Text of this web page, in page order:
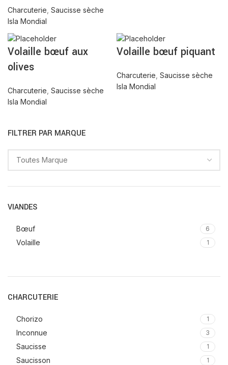
FILTRER PAR MARQUE
VIANDES
Bœuf 6
Volaille 1
CHARCUTERIE
Chorizo 1
Inconnue 3
Saucisse 1
Saucisson 1
Charcuterie Saucisse sèche
Isla Mondial
Volaille bœuf aux
olives
Charcuterie Saucisse sèche
Isla Mondial
Volaille bœuf piquant
Charcuterie Saucisse sèche
Isla Mondial